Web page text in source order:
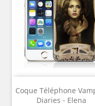
Coque Téléphone
Diaries - Elena